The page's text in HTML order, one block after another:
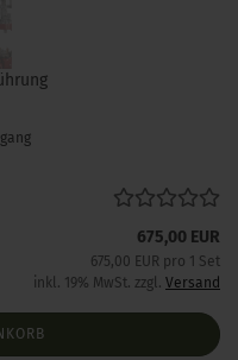
675,00 EUR
675,00 EUR pro 1 Set
inkl. 19% MwSt. zzgl. Versand